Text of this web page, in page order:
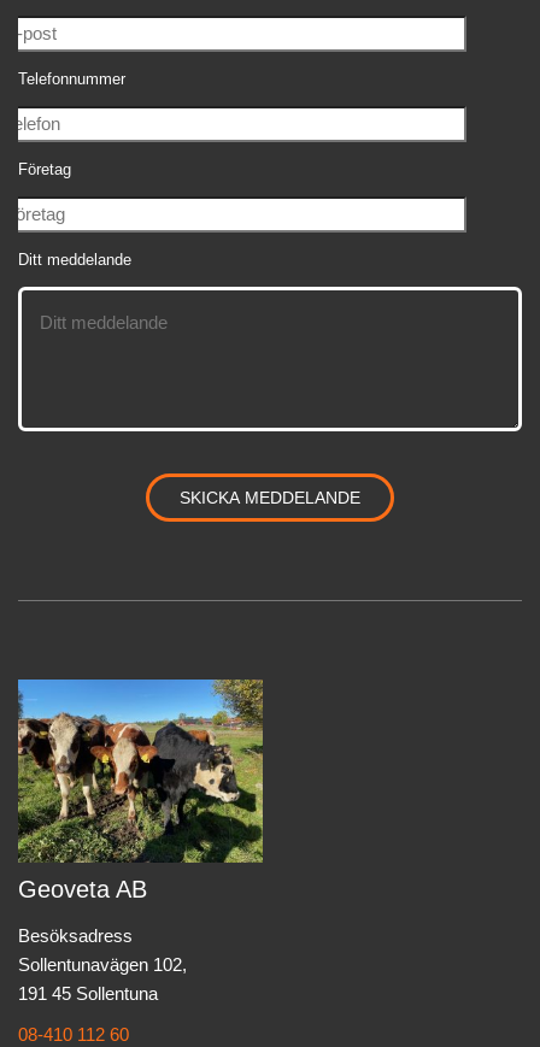
Telefonnummer
Företag
Ditt meddelande
Geoveta AB
Besöksadress
Sollentunavägen 102,
191 45 Sollentuna
08-410 112 60